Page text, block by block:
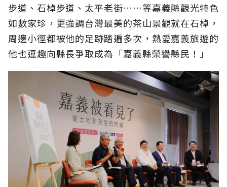
步道、石棹步道、太平老街……等嘉義縣觀光特色
如數家珍，更強調台灣最美的茶山景觀就在石棹，
周邊小徑都被他的足跡踏遍多次，熱愛嘉義旅遊的
他也逗趣向縣長爭取成為「嘉義縣榮譽縣民！」